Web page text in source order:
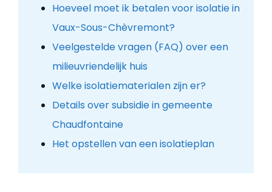
Hoeveel moet ik betalen voor isolatie in
Vaux-Sous-Chèvremont?
Veelgestelde vragen (FAQ) over een
milieuvriendelijk huis
Welke isolatiematerialen zijn er?
Details over subsidie in gemeente
Chaudfontaine
Het opstellen van een isolatieplan